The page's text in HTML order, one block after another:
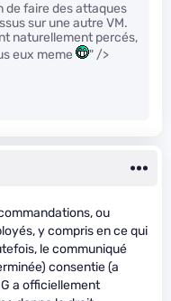
de faire des attaques
sur une autre VM.
naturellement percés,
eux meme
" />
ou
y compris en ce qui
le communiqué
consentie (a
a officiellement